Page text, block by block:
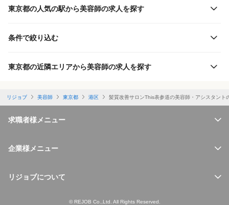
東京都の人気の駅から美容師の求人を探す
条件で絞り込む
東京都の近隣エリアから美容師の求人を探す
リジョブ 美容師 東京都 港区 髪質改善サロンThis表参道の美容師・アシスタント
求職者様メニュー
企業様メニュー
リジョブについて
© REJOB Co.,Ltd. All Rights Reserved.